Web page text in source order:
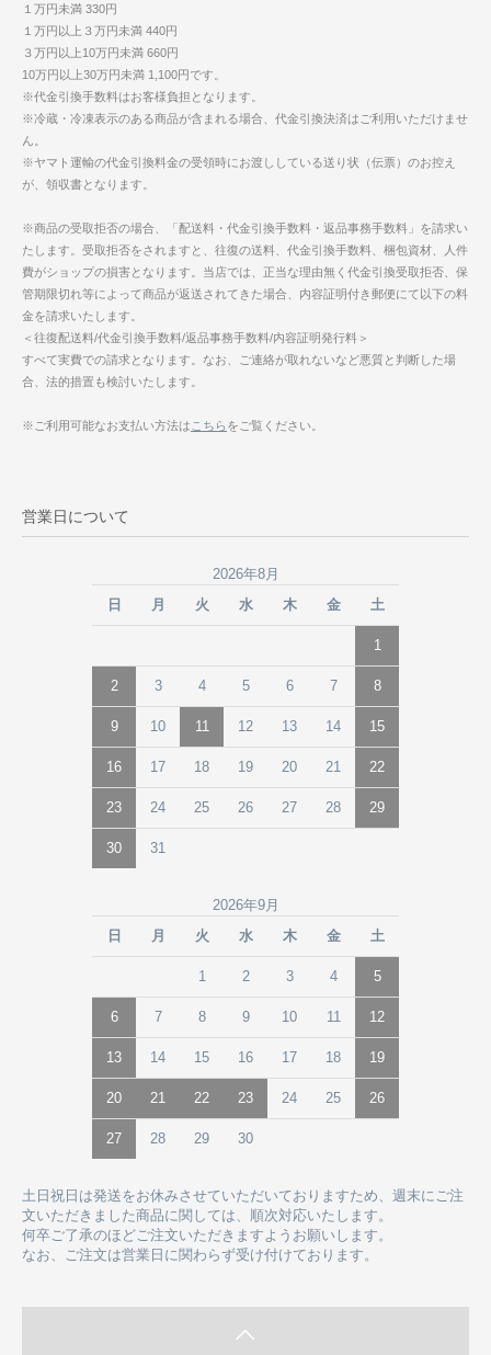
１万円未満 330円
１万円以上３万円未満 440円
３万円以上10万円未満 660円
10万円以上30万円未満 1,100円です。
※代金引換手数料はお客様負担となります。
※冷蔵・冷凍表示のある商品が含まれる場合、代金引換決済はご利用いただけませ
ん。
※ヤマト運輸の代金引換料金の受領時にお渡ししている送り状（伝票）のお控え
が、領収書となります。
※商品の受取拒否の場合、「配送料・代金引換手数料・返品事務手数料」を請求い
たします。受取拒否をされますと、往復の送料、代金引換手数料、梱包資材、人件
費がショップの損害となります。当店では、正当な理由無く代金引換受取拒否、保
管期限切れ等によって商品が返送されてきた場合、内容証明付き郵便にて以下の料
金を請求いたします。
＜往復配送料/代金引換手数料/返品事務手数料/内容証明発行料＞
すべて実費での請求となります。なお、ご連絡が取れないなど悪質と判断した場
合、法的措置も検討いたします。
※ご利用可能なお支払い方法は こちらをご覧ください。
営業日について
2026年8月
日
月 火 水 木 金 土
1
2 3 4 5 6 7 8
9 10 11 12 13 14 15
16 17 18 19 20 21 22
23 24 25 26 27 28 29
30 31
2026年9月
日
月 火 水 木 金 土
1 2 3 4 5
6 7 8 9 10 11 12
13 14 15 16 17 18 19
20 21 22 23 24 25 26
27 28 29 30
土日祝日は発送をお休みさせていただいておりますため、週末にご注
文いただきました商品に関しては、順次対応いたします。
何卒ご了承のほどご注文いただきますようお願いします。
なお、ご注文は営業日に関わらず受け付けております。